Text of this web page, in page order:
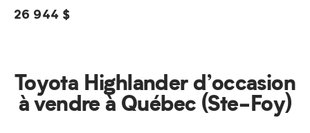
26 944 $
Toyota Highlander d’occasion
à vendre à Québec (Ste-Foy)